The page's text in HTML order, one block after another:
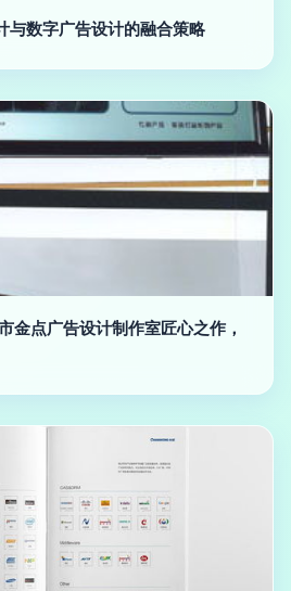
与数字广告设计的融合策略
金点广告设计制作室匠心之作，